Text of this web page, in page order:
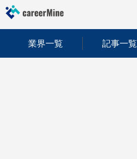
業界一覧 記事一覧